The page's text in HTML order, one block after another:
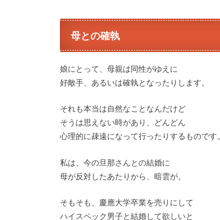
母との確執
娘にとって、母親は同性がゆえに
好敵手、あるいは確執となったりします。
それも本当は自然なことなんだけど
そうは思えない時があり、どんどん
心理的に疎遠になって行ったりするものです
私は、今の旦那さんとの結婚に
母が反対したあたりから、暗雲が。
そもそも、慶應大学卒業を売りにして
ハイスペック男子と結婚して欲しいと